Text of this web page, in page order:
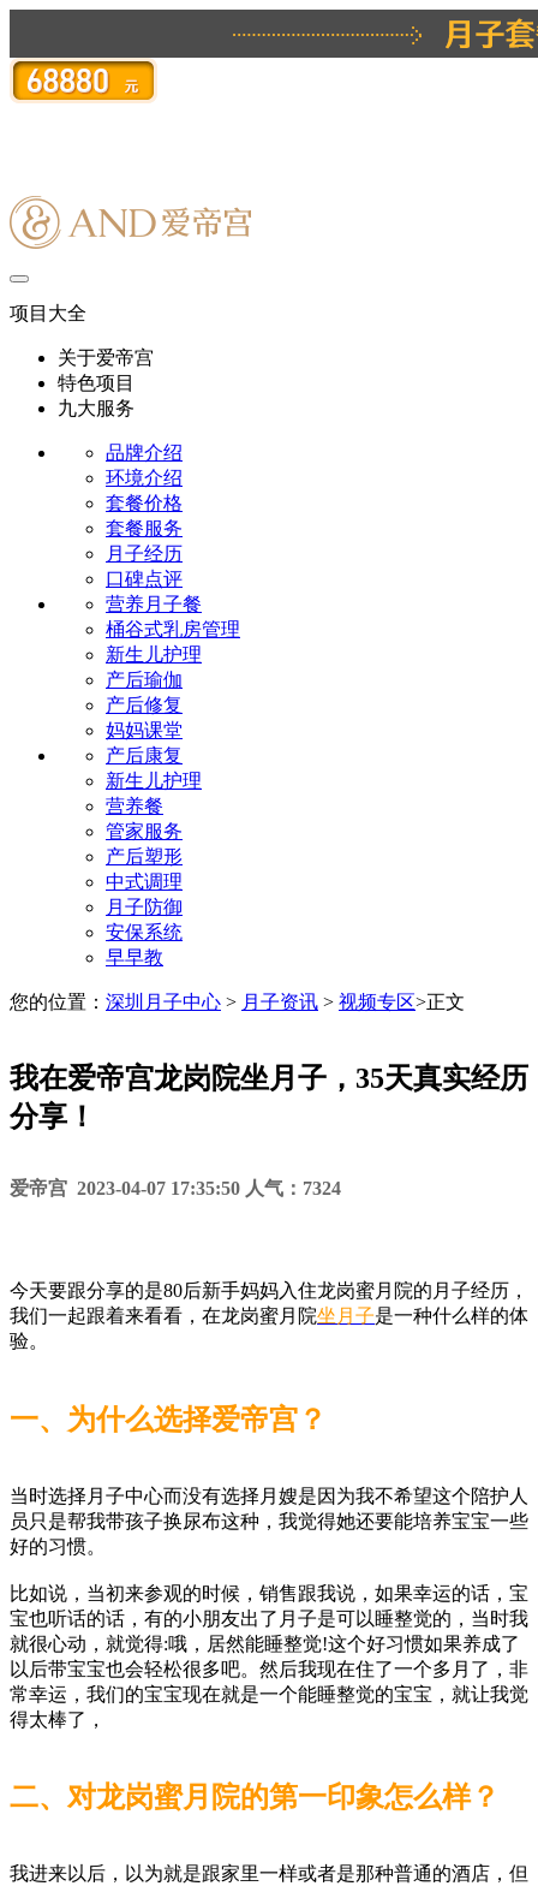
项目大全
关于爱帝宫
特色项目
九大服务
品牌介绍
环境介绍
套餐价格
套餐服务
月子经历
口碑点评
营养月子餐
桶谷式乳房管理
新生儿护理
产后瑜伽
产后修复
妈妈课堂
产后康复
新生儿护理
营养餐
管家服务
产后塑形
中式调理
月子防御
安保系统
早早教
您的位置： 深圳月子中心 > 月子资讯 > 视频专区>正文
我在爱帝宫龙岗院坐月子，35天真实经历
分享！
爱帝宫 2023-04-07 17:35:50 人气：7324
今天要跟分享的是80后新手妈妈入住龙岗蜜月院的月子经历，
我们一起跟着来看看，在龙岗蜜月院坐月子是一种什么样的体
验。
一、为什么选择爱帝宫？
当时选择月子中心而没有选择月嫂是因为我不希望这个陪护人
员只是帮我带孩子换尿布这种，我觉得她还要能培养宝宝一些
好的习惯。
比如说，当初来参观的时候，销售跟我说，如果幸运的话，宝
宝也听话的话，有的小朋友出了月子是可以睡整觉的，当时我
就很心动，就觉得:哦，居然能睡整觉!这个好习惯如果养成了
以后带宝宝也会轻松很多吧。然后我现在住了一个多月了，非
常幸运，我们的宝宝现在就是一个能睡整觉的宝宝，就让我觉
得太棒了，
二、对龙岗蜜月院的第一印象怎么样？
我进来以后，以为就是跟家里一样或者是那种普通的酒店，但